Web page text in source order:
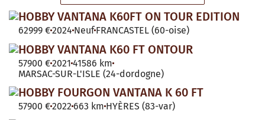
HOBBY VANTANA K60FT ON TOUR EDITION
62999 €2024 Neuf FRANCASTEL (60-oise)
HOBBY VANTANA K60 FT ONTOUR
57900 €2021 41586 km
MARSAC-SUR-L'ISLE (24-dordogne)
HOBBY FOURGON VANTANA K 60 FT
57900 €2022 663 km HYÈRES (83-var)